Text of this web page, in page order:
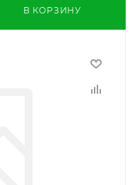
В КОРЗИНУ